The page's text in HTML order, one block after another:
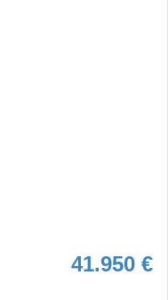
41.950 €